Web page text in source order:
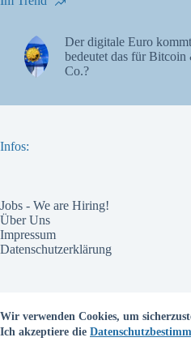
Wir verwenden Cookies, um
Ich akzeptiere die
Der digitale Euro
bedeutet das für Bitcoin
Co.?
Infos:
Jobs - We are Hiring!
Über Uns
Impressum
Datenschutzerklärung